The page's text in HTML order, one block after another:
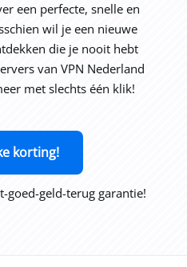
een perfecte, snelle en
wil je een nieuwe
die je nooit hebt
van VPN Nederland
met slechts één klik!
korting!
goed-geld-terug garantie!